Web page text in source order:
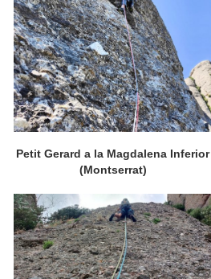
Petit Gerard a la Magdalena Inferior
(Montserrat)